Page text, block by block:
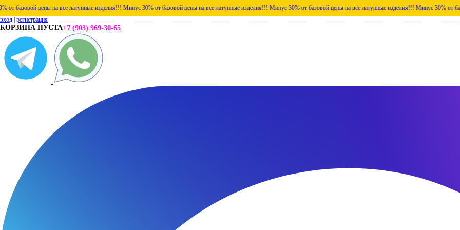
цены на все латунные изделия!!! Минус 30% от базовой цены на все латунные изделия!!! Минус 30% от базовой цены на все латунные изделия!!! Минус 30% от базовой
вход регистрация
КОРЗИНА ПУСТА+7 (903) 969-30-65